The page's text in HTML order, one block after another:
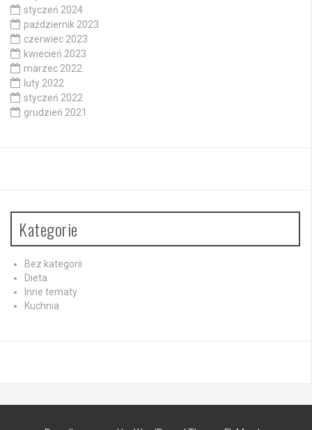
styczeń 2024
październik 2023
czerwiec 2023
kwiecień 2023
marzec 2022
luty 2022
styczeń 2022
grudzień 2021
Kategorie
Bez kategorii
Dieta
Inne tematy
Kuchnia